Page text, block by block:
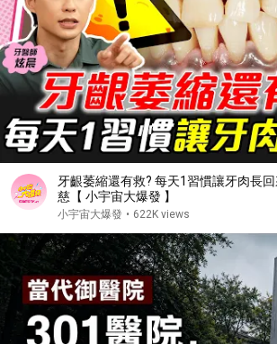
牙齦萎縮還有救? 每天1習慣讓牙肉長
慈【 小宇宙大爆發 】
小宇宙大爆發 • 622K views